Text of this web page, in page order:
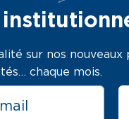
sur nos
chaque mois.